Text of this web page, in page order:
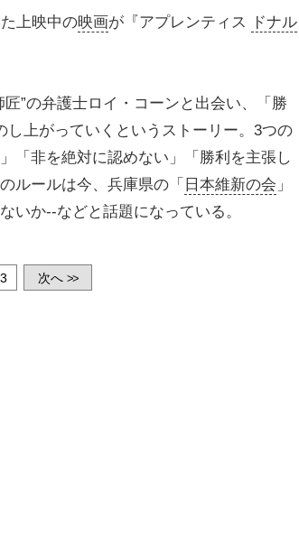
上映中の映画が『アプレンティス
ドナル
”の弁護士ロイ・コーンと出会い、「勝
上がっていくというストーリー。3つの
「非を絶対に認めない」「勝利を主張し
ルールは今、兵庫県の「 日本維新の会 」
いか--などと話題になっている。
3 次へ >>